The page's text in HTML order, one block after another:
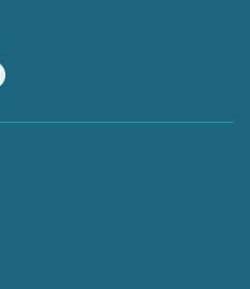
Instagram